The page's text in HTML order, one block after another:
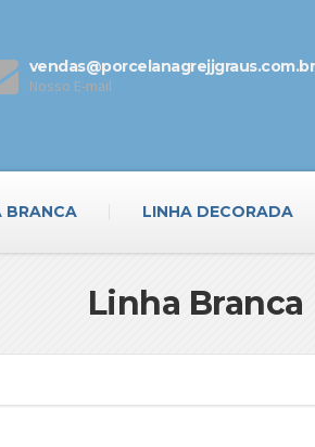
vendas@porcelanagrejjgraus.com.br
Nosso E-mail
BRANCA LINHA DECORADA
Linha Branca